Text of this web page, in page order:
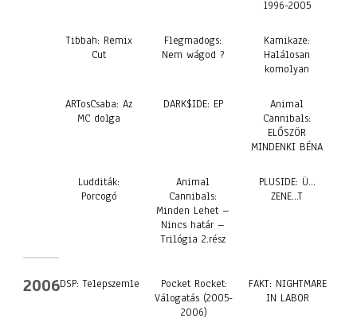
1996-2005
Tibbah: Remix
Cut
Flegmadogs:
Nem wágod ?
Kamikaze:
Halálosan
komolyan
ARTosCsaba: Az
MC dolga
DARK$IDE: EP
Animal
Cannibals:
ELŐSZÖR
MINDENKI BÉNA
Ludditák:
Porcogó
Animal
Cannibals:
Minden Lehet –
Nincs határ –
Trilógia 2.rész
PLUSIDE: Ü…
ZENE…T
2006DSP: Telepszemle
Pocket Rocket:
Válogatás (2005-
2006)
FAKT: NIGHTMARE
IN LABOR